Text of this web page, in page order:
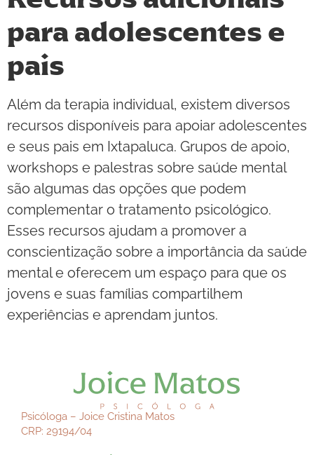
para adolescentes e
pais
Além da terapia individual, existem diversos
recursos disponíveis para apoiar adolescentes
e seus pais em Ixtapaluca. Grupos de apoio,
workshops e palestras sobre saúde mental
são algumas das opções que podem
complementar o tratamento psicológico.
Esses recursos ajudam a promover a
conscientização sobre a importância da saúde
mental e oferecem um espaço para que os
jovens e suas famílias compartilhem
experiências e aprendam juntos.
Psicóloga – Joice Cristina Matos
CRP: 29194/04